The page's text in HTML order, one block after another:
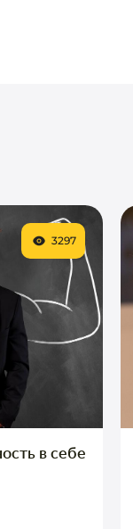
в себе
3297